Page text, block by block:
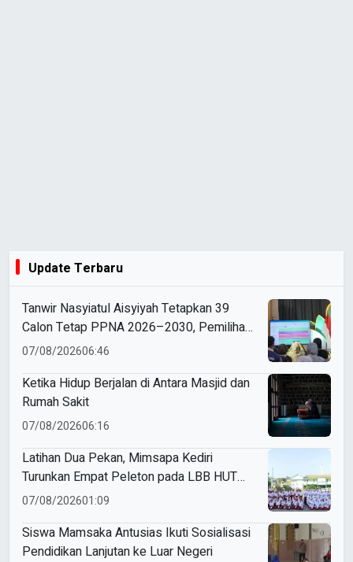
Update Terbaru
Tanwir Nasyiatul Aisyiyah Tetapkan 39
Calon Tetap PPNA 2026–2030, Pemilihan
Gunakan Sistem E-Voting
07/08/202606:46
Ketika Hidup Berjalan di Antara Masjid dan
Rumah Sakit
07/08/202606:16
Latihan Dua Pekan, Mimsapa Kediri
Turunkan Empat Peleton pada LBB HUT
Ke-81 RI Kecamatan Pare
07/08/202601:09
Siswa Mamsaka Antusias Ikuti Sosialisasi
Pendidikan Lanjutan ke Luar Negeri